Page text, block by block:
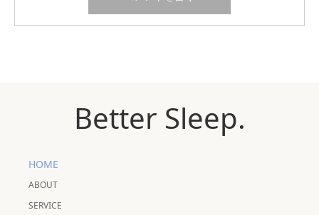
Better Sleep.
HOME
ABOUT
SERVICE